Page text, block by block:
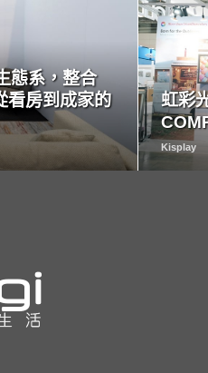
態系，整合
看房到成家的
虹彩
Kisplay